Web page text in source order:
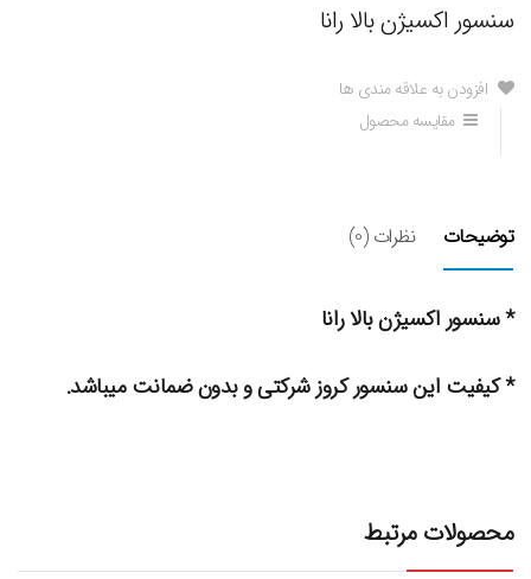
سنسور اکسیژن بالا رانا
افزودن به علاقه مندی ها
مقایسه محصول
توضیحات نظرات (0)
* سنسور اکسیژن بالا رانا
* کیفیت این سنسور کروز شرکتی و بدون ضمانت میباشد.
محصولات مرتبط